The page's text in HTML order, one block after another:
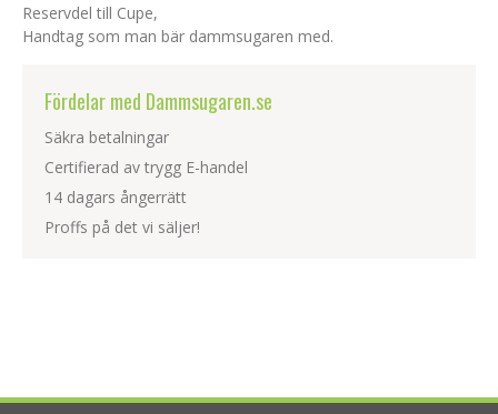
Reservdel till Cupe,
Handtag som man bär dammsugaren med.
Fördelar med Dammsugaren.se
Säkra betalningar
Certifierad av trygg E-handel
14 dagars ångerrätt
Proffs på det vi säljer!